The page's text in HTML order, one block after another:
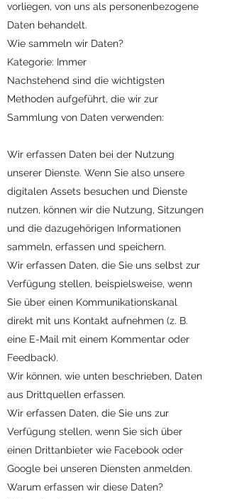
vorliegen, von uns als personenbezogene
Daten behandelt.
Wie sammeln wir Daten?
Kategorie: Immer
Nachstehend sind die wichtigsten
Methoden aufgeführt, die wir zur
Sammlung von Daten verwenden:
Wir erfassen Daten bei der Nutzung
unserer Dienste. Wenn Sie also unsere
digitalen Assets besuchen und Dienste
nutzen, können wir die Nutzung, Sitzungen
und die dazugehörigen Informationen
sammeln, erfassen und speichern.
Wir erfassen Daten, die Sie uns selbst zur
Verfügung stellen, beispielsweise, wenn
Sie über einen Kommunikationskanal
direkt mit uns Kontakt aufnehmen (z. B.
eine E-Mail mit einem Kommentar oder
Feedback).
Wir können, wie unten beschrieben, Daten
aus Drittquellen erfassen.
Wir erfassen Daten, die Sie uns zur
Verfügung stellen, wenn Sie sich über
einen Drittanbieter wie Facebook oder
Google bei unseren Diensten anmelden.
Warum erfassen wir diese Daten?